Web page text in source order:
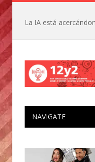
NAVIGATE